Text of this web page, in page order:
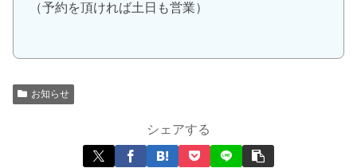
（予約を頂ければ土日も営業）
お知らせ
シェアする